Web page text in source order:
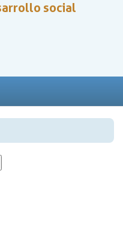
social